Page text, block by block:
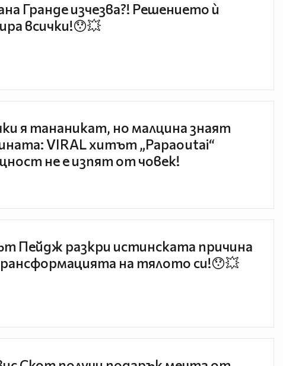
Гранде изчезва?! Решението ѝ
всички!😯💥
я тананикат, но малцина знаят
VIRAL хитът „Papaoutai“
не е изпят от човек!
Пейдж разкри истинската причина
на тялото си!😯💥